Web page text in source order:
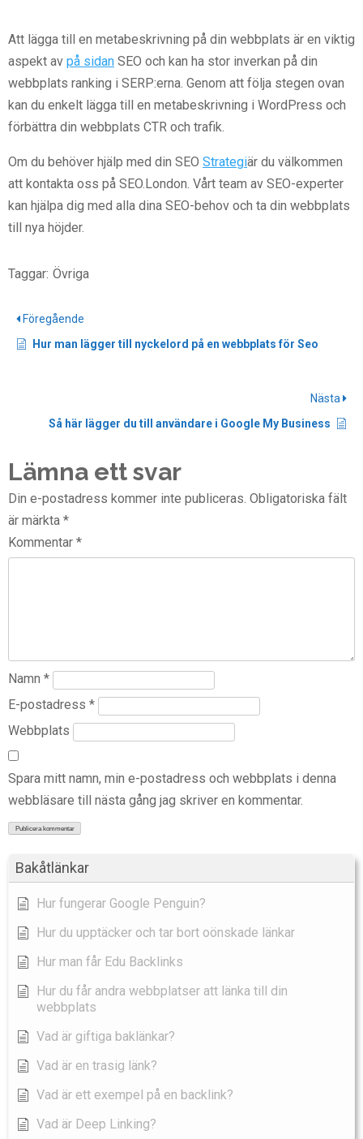
Bakåtlänkar
Hur fungerar Google Penguin?
Hur du upptäcker och tar bort oönskade länkar
Hur man får Edu Backlinks
Hur du får andra webbplatser att länka till din
webbplats
Vad är giftiga baklänkar?
Vad är en trasig länk?
Vad är ett exempel på en backlink?
Vad är Deep Linking?
Att lägga till en metabeskrivning på din webbplats är en viktig
aspekt av på sidan SEO och kan ha stor inverkan på din
webbplats ranking i SERP:erna. Genom att följa stegen ovan
kan du enkelt lägga till en metabeskrivning i WordPress och
förbättra din webbplats CTR och trafik.
Om du behöver hjälp med din SEO Strategiär du välkommen
att kontakta oss på SEO.London. Vårt team av SEO-experter
kan hjälpa dig med alla dina SEO-behov och ta din webbplats
till nya höjder.
Taggar: Övriga
Föregående
Hur man lägger till nyckelord på en webbplats för Seo
Nästa
Så här lägger du till användare i Google My Business
Lämna ett svar
Din e-postadress kommer inte publiceras. Obligatoriska fält
är märkta *
Kommentar *
Namn *
E-postadress *
Webbplats
Spara mitt namn, min e-postadress och webbplats i denna
webbläsare till nästa gång jag skriver en kommentar.